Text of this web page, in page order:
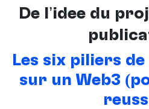
De l’idée du
Les six piliers
sur un Web3